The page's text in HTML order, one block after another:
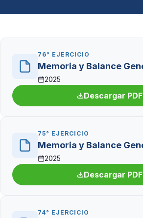
76° EJERCICIO
2025
Descargar PDF
75° EJERCICIO
2025
Descargar PDF
74° EJERCICIO